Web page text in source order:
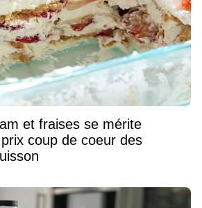
coup de coeur des